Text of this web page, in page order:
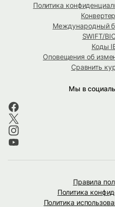
Политика
Международный
SWIFT/
Коды
Оповещения об
Сравнить
Мы в
Правила
Политика
Политика